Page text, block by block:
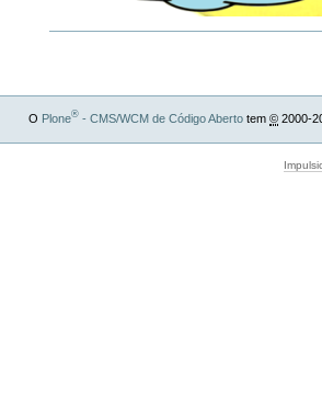
O Plone® - CMS/WCM de Código Aberto tem © 2000-